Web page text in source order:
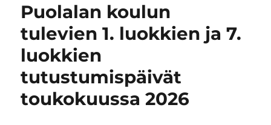
Puolalan koulun
tulevien 1. luokkien ja 7.
luokkien
tutustumispäivät
toukokuussa 2026